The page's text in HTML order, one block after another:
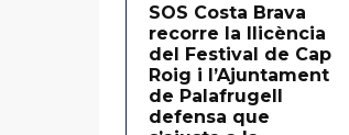
SOS Costa Brava
recorre la llicència
del Festival de Cap
Roig i l’Ajuntament
de Palafrugell
defensa que